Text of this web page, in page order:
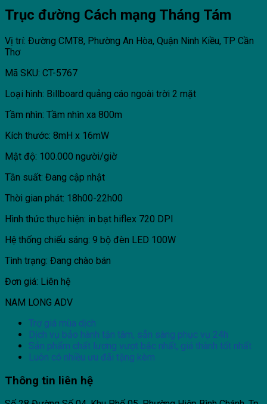
Trục đường Cách mạng Tháng Tám
Vị trí: Đường CMT8, Phường An Hòa, Quận Ninh Kiều, TP Cần
Thơ
Mã SKU: CT-5767
Loại hình: Billboard quảng cáo ngoài trời 2 mặt
Tầm nhìn: Tầm nhìn xa 800m
Kích thước: 8mH x 16mW
Mật độ: 100.000 người/giờ
Tần suất: Đang cập nhật
Thời gian phát: 18h00-22h00
Hình thức thực hiện: in bạt hiflex 720 DPI
Hệ thống chiếu sáng: 9 bộ đèn LED 100W
Tình trạng: Đang chào bán
Đơn giá: Liên hệ
NAM LONG ADV
Trợ giá mùa dịch
Dịch vụ bảo hành tận tâm, sẵn sàng phục vụ 24h
Sản phẩm chất lượng vượt bậc nhất, giá thành tốt nhất
Luôn có nhiều ưu đãi tặng kèm
Thông tin liên hệ